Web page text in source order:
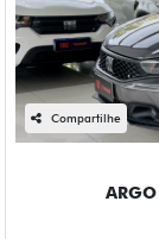
Compartilhe